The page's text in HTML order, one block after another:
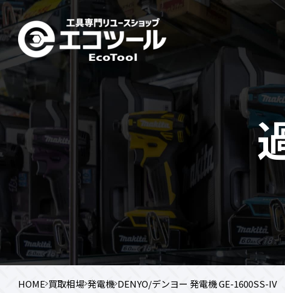
HOME 買取相場 発電機 DENYO/デンヨー 発電機 GE-1600SS-IV